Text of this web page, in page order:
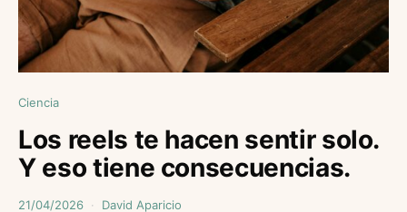
Ciencia
Los reels te hacen sentir solo.
Y eso tiene consecuencias.
21/04/2026 David Aparicio